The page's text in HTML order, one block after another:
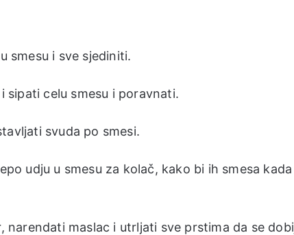
smesu i sve sjediniti.
sipati celu smesu i poravnati.
svuda po smesi.
udju u smesu za kolač, kako bi ih smesa kada
narendati maslac i utrljati sve prstima da se